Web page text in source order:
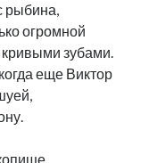
рыбина,
огромной
кривыми зубами.
еще Виктор